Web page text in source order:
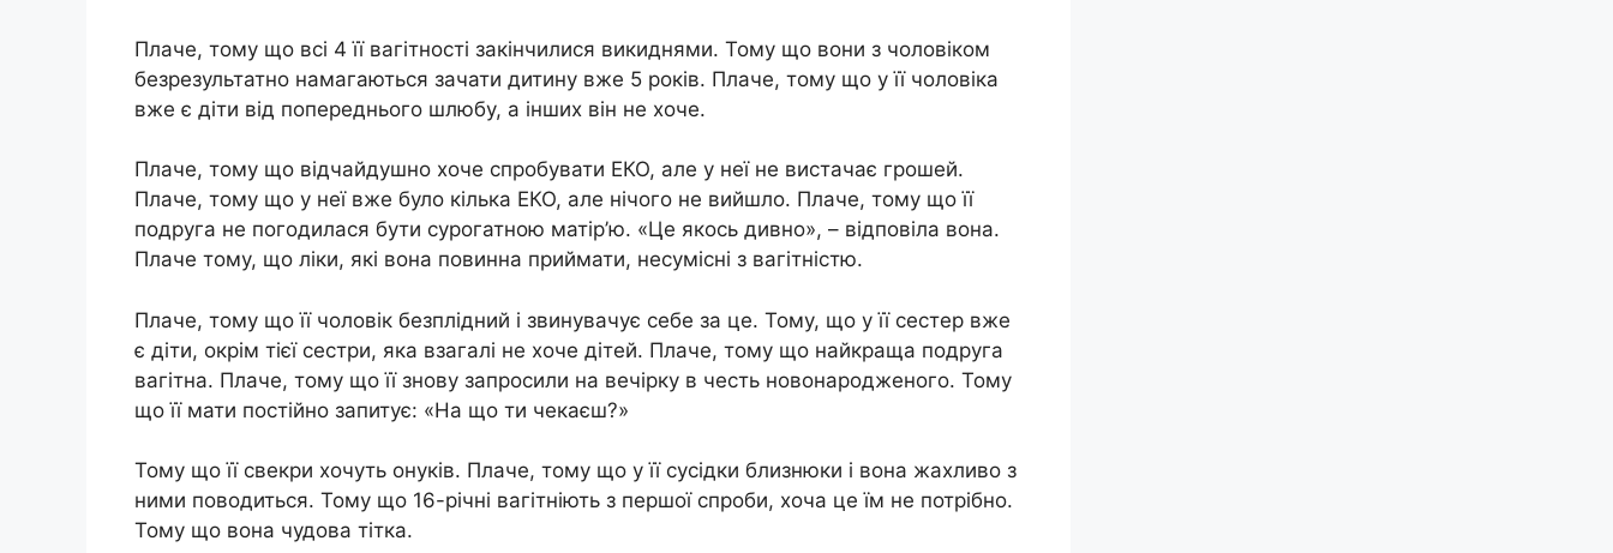
Плаче, тому що всі 4 її вагітності закінчилися викиднями. Тому що вони з чоловіком
безрезультатно намагаються зачати дитину вже 5 років. Плаче, тому що у її чоловіка
вже є діти від попереднього шлюбу, а інших він не хоче.
Плаче, тому що відчайдушно хоче спробувати ЕКО, але у неї не вистачає грошей.
Плаче, тому що у неї вже було кілька ЕКО, але нічого не вийшло. Плаче, тому що її
подруга не погодилася бути сурогатною матір’ю. «Це якось дивно», – відповіла вона.
Плаче тому, що ліки, які вона повинна приймати, несумісні з вагітністю.
Плаче, тому що її чоловік безплідний і звинувачує себе за це. Тому, що у її сестер вже
є діти, окрім тієї сестри, яка взагалі не хоче дітей. Плаче, тому що найкраща подруга
вагітна. Плаче, тому що її знову запросили на вечірку в честь новонародженого. Тому
що її мати постійно запитує: «На що ти чекаєш?»
Тому що її свекри хочуть онуків. Плаче, тому що у її сусідки близнюки і вона жахливо з
ними поводиться. Тому що 16-річні вагітніють з першої спроби, хоча це їм не потрібно.
Тому що вона чудова тітка.